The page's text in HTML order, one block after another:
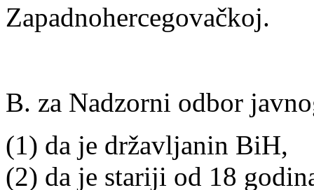
Zapadnohercegovačkoj.
B. za Nadzorni odbor
(1) da je državljanin BiH,
(2) da je stariji od 18